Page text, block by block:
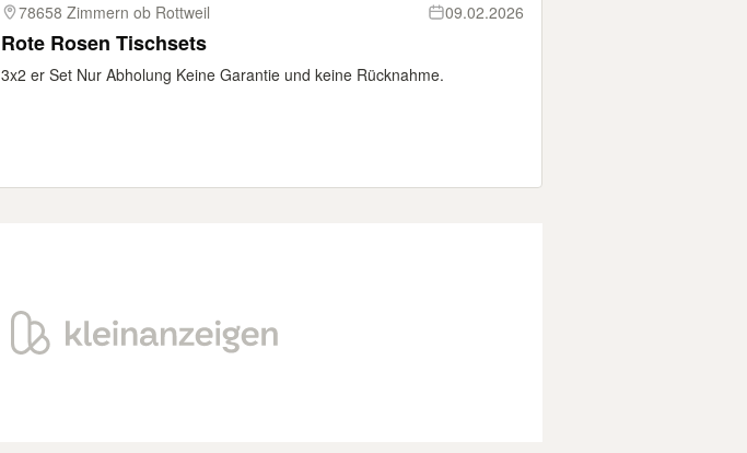
78658 Zimmern ob Rottweil 09.02.2026
Rote Rosen Tischsets
3x2 er Set Nur Abholung Keine Garantie und keine Rücknahme.